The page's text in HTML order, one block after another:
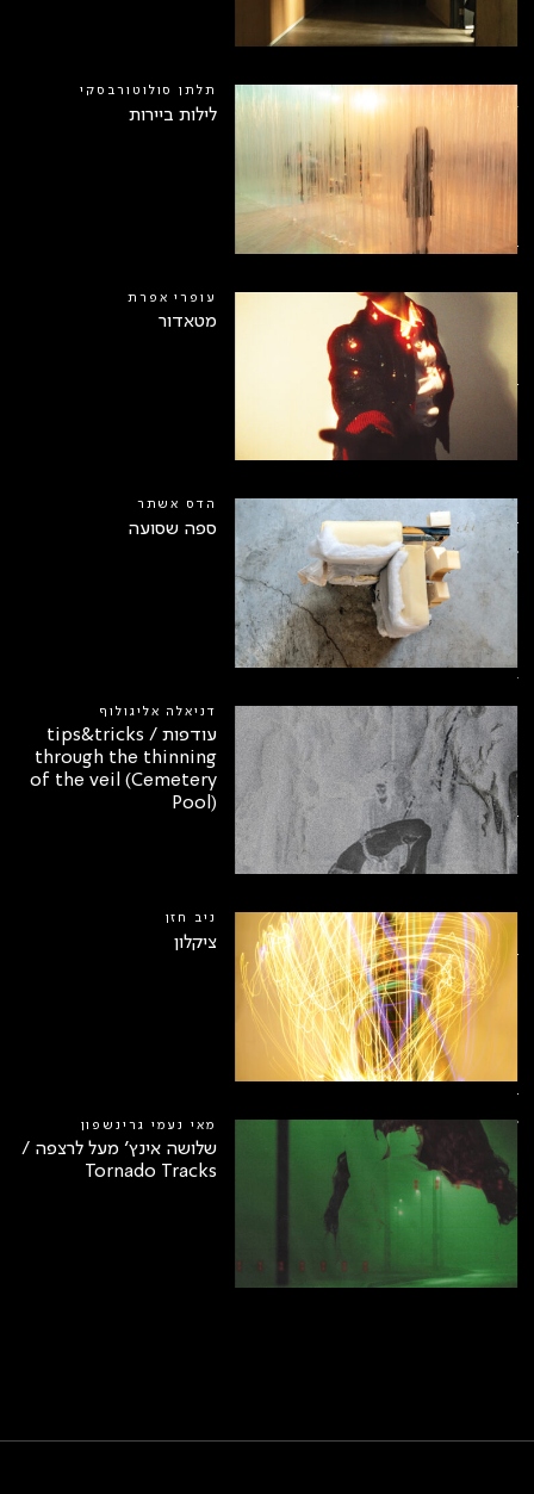
2 תלתן סולוטורבסקי
לילות ביירות
עופרי אפרת
מטאדור
הדס אשתר
ספה שסועה
דניאלה אליגולוף
עודפות / tips&tricks
through the thinning
of the veil (Cemetery
Pool)
ניב חזן
ציקלון
מאי נעמי גרינשפון
שלושה אינץ׳ מעל לרצפה /
Tornado Tracks